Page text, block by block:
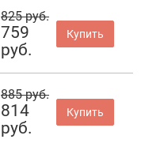
825 руб.
759
руб.
Купить
885 руб.
814
руб.
Купить